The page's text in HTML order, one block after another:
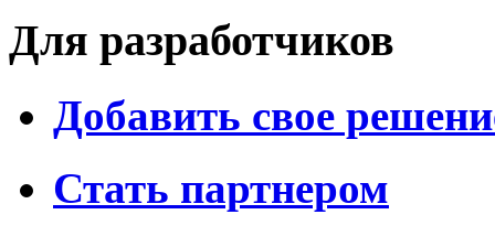
Для разработчиков
Добавить свое
Стать партнером